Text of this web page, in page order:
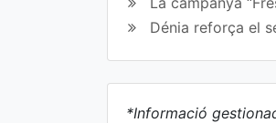
Dénia reforça el
*Informació